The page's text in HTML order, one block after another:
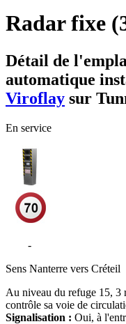
Radar fixe
Détail de
automatique
Viroflay sur
En service
-
Sens Nanterre vers Créteil
Au niveau du refuge 15, 3
contrôle sa voie de
Signalisation : Oui, à